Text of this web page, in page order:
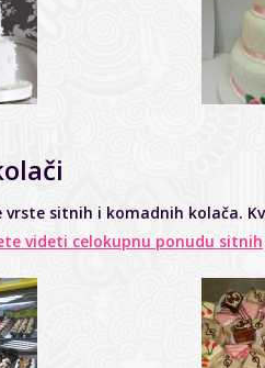
vrste sitnih i komadnih kolača.
videti celokupnu ponudu sitnih